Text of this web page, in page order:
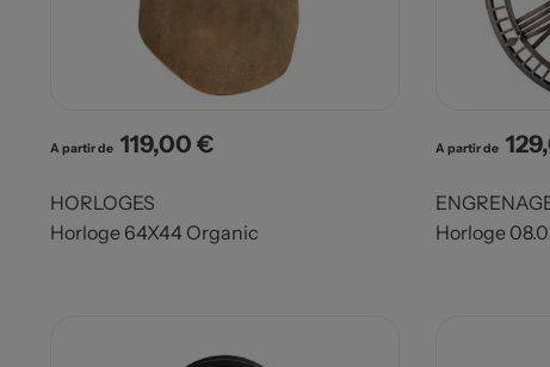
A partir de Prix
119,00 €
HORLOGES
Horloge 64X44 Organic
A partir de Prix
Horloge